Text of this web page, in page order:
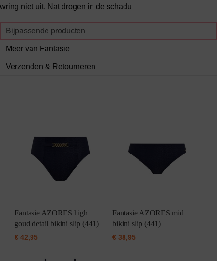
wring niet uit. Nat drogen in de schadu
Bijpassende producten
Meer van Fantasie
Verzenden & Retourneren
Fantasie AZORES high
goud detail bikini slip (441)
€ 42,95
Fantasie AZORES mid
bikini slip (441)
€38,95